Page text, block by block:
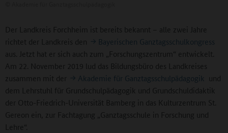
Der Landkreis Forchheim ist bereits bekannt – alle zwei Jahre
richtet der Landkreis den
Bayerischen Ganztagsschulkongress
aus. Jetzt hat er sich auch zum „Forschungszentrum“ entwickelt.
Am 22. November 2019 lud das Bildungsbüro des Landkreises
zusammen mit der
Akademie für Ganztagsschulpädagogik und
dem Lehrstuhl für Grundschulpädagogik und Grundschuldidaktik
der Otto-Friedrich-Universität Bamberg in das Kulturzentrum St.
Gereon ein, zur Fachtagung „Ganztagsschule in Forschung und
Lehre“.